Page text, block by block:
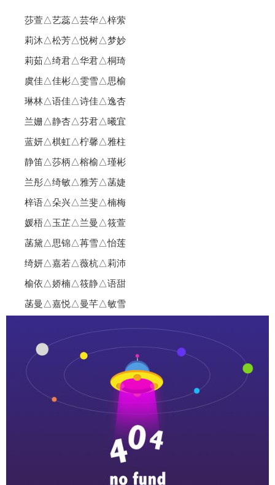
莎萱△艺蕊△芸华△梓萦
莉沐△松芳△悦树△梦妙
莉茹△绮君△华君△桐琦
虞佳△佳彬△雯雪△思榆
琳林△语佳△诗佳△逸杏
兰姗△静杏△芬君△曦宜
蓝妍△棋虹△柠馨△雅柱
静笛△莎柄△榕榆△瑾彬
兰彤△绮敏△雅芳△菡婕
梓语△朵兴△兰斐△楠梅
媛梧△玉芷△兰曼△筱萱
菡黛△思锦△苒雪△怡莲
绮妍△嘉若△薇杭△莉沛
榆依△娇楠△筱静△语甜
菡曼△嘉悦△曼芊△敏雪